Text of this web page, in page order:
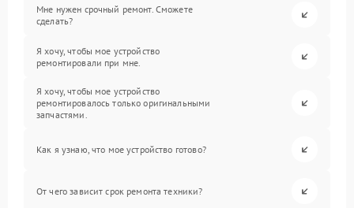
Мне нужен срочный ремонт. Сможете
сделать?
Я хочу, чтобы мое устройство
ремонтировали при мне.
Я хочу, чтобы мое устройство
ремонтировалось только оригинальными
запчастями.
Как я узнаю, что мое устройство готово?
От чего зависит срок ремонта техники?